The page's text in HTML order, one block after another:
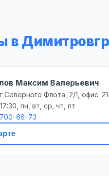
в
Максим Валерьевич
Северного Флота, 2/1, офис.
пн, вт, ср, чт, пт
66-73